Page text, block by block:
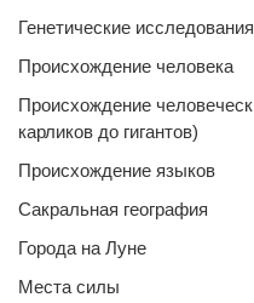
Генетические исследования
Происхождение человека
Происхождение
карликов до гигантов)
Происхождение языков
Сакральная география
Города на Луне
Места силы